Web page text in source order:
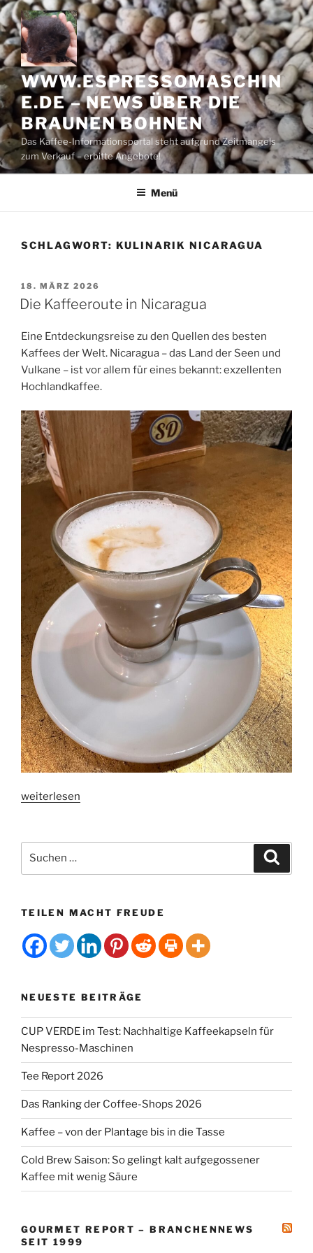
Zum
Inhalt
springen
WWW.ESPRESSOMASCHIN
E.DE – NEWS ÜBER DIE
BRAUNEN BOHNEN
Das Kaffee-Informationsportal steht aufgrund Zeitmangels
zum Verkauf – erbitte Angebote!
Menü
SCHLAGWORT: KULINARIK NICARAGUA
VERÖFFENTLICHT
AM
18. MÄRZ 2026
Die Kaffeeroute in Nicaragua
Eine Entdeckungsreise zu den Quellen des besten
Kaffees der Welt. Nicaragua – das Land der Seen und
Vulkane – ist vor allem für eines bekannt: exzellenten
Hochlandkaffee.
„Die
Nicaragua“
weiterlesen
nach:
TEILEN MACHT FREUDE
NEUESTE BEITRÄGE
CUP VERDE im Test: Nachhaltige Kaffeekapseln für
Nespresso-Maschinen
Tee Report 2026
Das Ranking der Coffee-Shops 2026
Kaffee – von der Plantage bis in die Tasse
Cold Brew Saison: So gelingt kalt aufgegossener
Kaffee mit wenig Säure
GOURMET REPORT – BRANCHENNEWS
SEIT 1999